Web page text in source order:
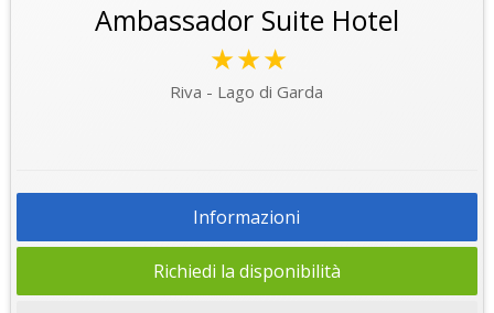
Ambassador Suite Hotel
★★★
Riva - Lago di Garda
Informazioni
Richiedi la disponibilità